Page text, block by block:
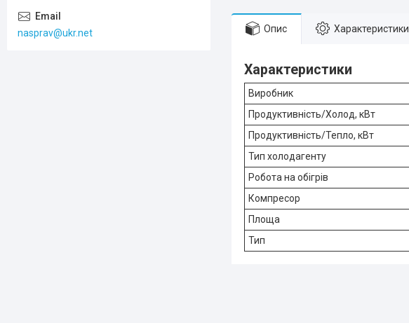
Опис Характеристики
Характеристики
Виробник
Продуктивність/Холод, кВт
Продуктивність/Тепло, кВт
Тип холодагенту
Робота на обігрів
Компресор
Площа
Тип
nasprav@ukr.net